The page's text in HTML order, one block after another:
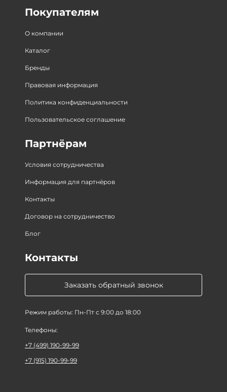
Покупателям
О компании
Каталог
Бренды
Правовая информация
Политика конфиденциальности
Пользовательское соглашение
Партнёрам
Условия сотрудничества
Информация для партнёров
Контакты
Договор на сотрудничество
Блог
Заказать обратный звонок
Режим работы: Пн-Пт с 9:00 до 18:00
Контакты
Телефоны:
+7 (499) 190-99-99
+7 (915) 190-99-99